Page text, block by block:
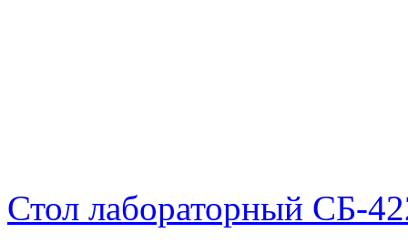
Стол лабораторный СБ-